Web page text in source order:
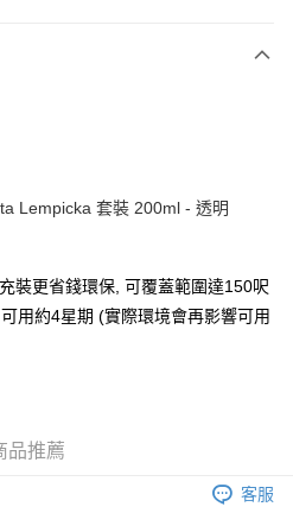
提點等 , 如須智能樻提貨請輸入順
或以上免運費
工作天送達所選店舖, 客人會收到S
Lempicka 套裝 200ml - 透明
裝更省錢環保, 可覆蓋範圍達150呎
用約4星期 (實際環境會再影響可用
品推薦
客服